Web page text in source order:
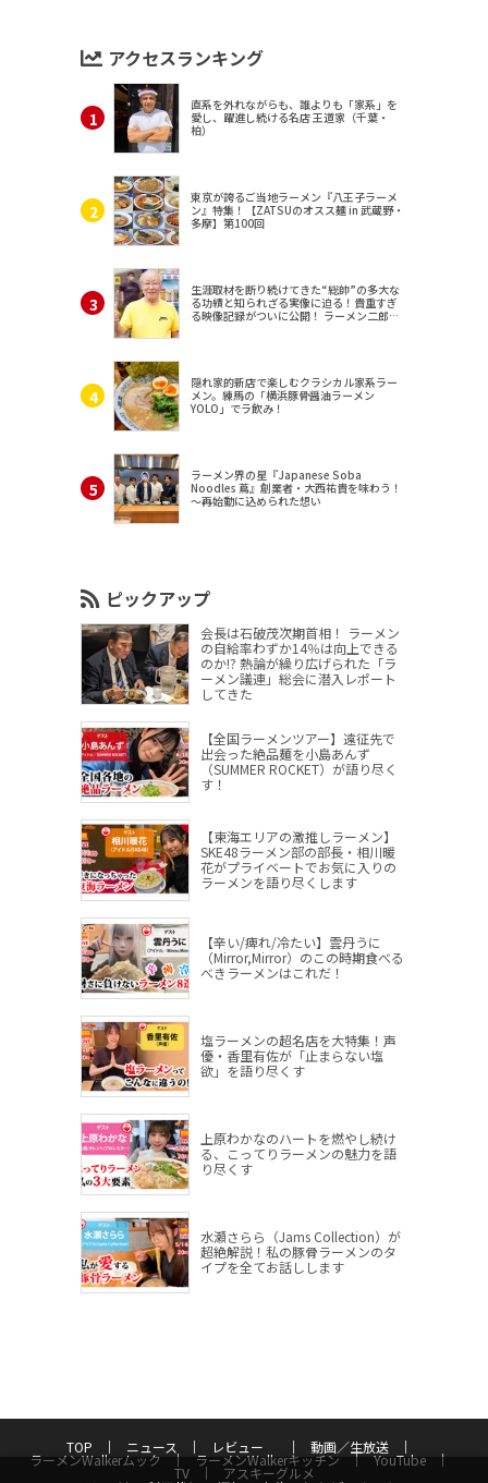
アクセスランキング
直系を外れながらも、誰よりも「家系」を
愛し、躍進し続ける名店 王道家（千葉・
柏）
東京が誇るご当地ラーメン『八王子ラーメ
ン』特集！【ZATSUのオスス麺 in 武蔵野・
多摩】第100回
生涯取材を断り続けてきた“総帥”の多大な
る功績と知られざる実像に迫る！貴重すぎ
る映像記録がついに公開！ ラーメン二郎
隠れ家的新店で楽しむクラシカル家系ラー
メン。練馬の「横浜豚骨醤油ラーメン
YOLO」でラ飲み！
ラーメン界の星『Japanese Soba
Noodles 蔦』創業者・大西祐貴を味わう！
～再始動に込められた想い
ピックアップ
会長は石破茂次期首相！ ラーメン
の自給率わずか14％は向上できる
のか!? 熱論が繰り広げられた「ラ
ーメン議連」総会に潜入レポート
してきた
【全国ラーメンツアー】遠征先で
出会った絶品麺を小島あんず
（SUMMER ROCKET）が語り尽く
す！
【東海エリアの激推しラーメン】
SKE48ラーメン部の部長・相川暖
花がプライベートでお気に入りの
ラーメンを語り尽くします
【辛い/痺れ/冷たい】雲丹うに
（Mirror,Mirror）のこの時期食べる
べきラーメンはこれだ！
塩ラーメンの超名店を大特集！声
優・香里有佐が「止まらない塩
欲」を語り尽くす
上原わかなのハートを燃やし続け
る、こってりラーメンの魅力を語
り尽くす
水瀬さらら（Jams Collection）が
超絶解説！私の豚骨ラーメンのタ
イプを全てお話しします
TOP ニュース レビュー 動画／生放送
ラーメンWalkerムック ラーメンWalkerキッチン YouTube
TV アスキーグルメ